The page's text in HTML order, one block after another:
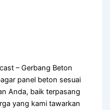
– Gerbang Beton
panel beton sesuai
Anda, baik terpasang
yang kami tawarkan